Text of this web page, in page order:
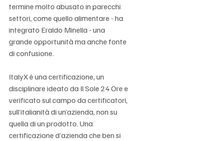
termine molto abusato in parecchi
settori, come quello alimentare - ha
integrato Eraldo Minella - una
grande opportunità ma anche fonte
di confusione.
ItalyX è una certificazione, un
disciplinare ideato da Il Sole 24 Ore e
verificato sul campo da certificatori,
sull’italianità di un’azienda, non su
quella di un prodotto. Una
certificazione d’azienda che ben si